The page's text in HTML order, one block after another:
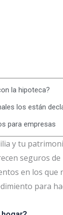
la hipoteca?
los están
para empresas
y tu
seguros
en los que
para